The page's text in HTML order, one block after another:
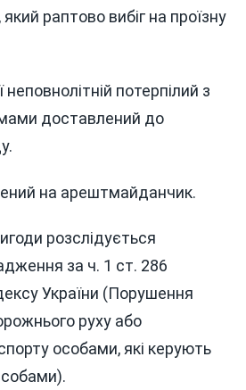
раптово вибіг на проїзну
неповнолітній потерпілий з
доставлений до
на арештмайданчик.
розслідується
за ч. 1 ст. 286
України (Порушення
руху або
особами, які керують